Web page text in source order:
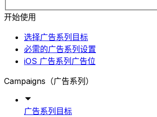
开始使用
选择广告系列目标
必需的广告系列设置
iOS 广告系列广告位
Campaigns（广告系列）
广告系列目标